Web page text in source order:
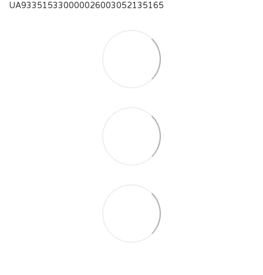
UA933515330000026003052135165